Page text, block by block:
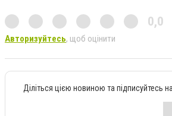
0,0
Авторизуйтесь, щоб оцінити
Діліться цією новиною та підписуйтесь